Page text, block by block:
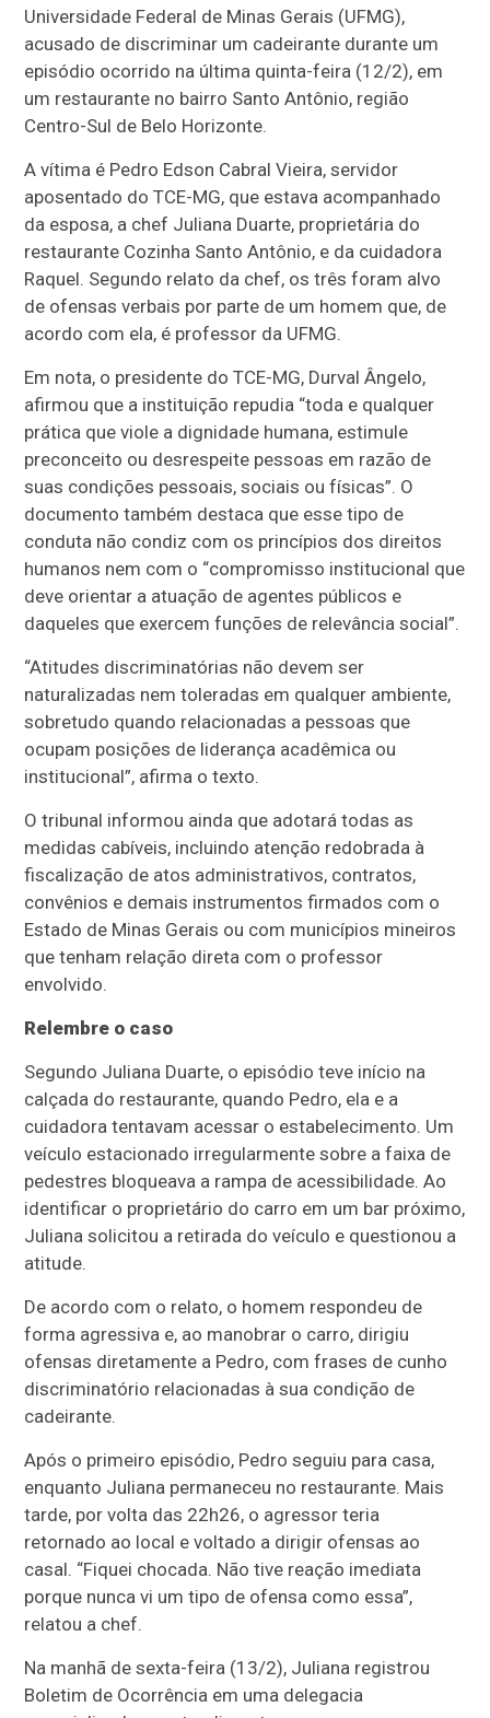
Universidade Federal de Minas Gerais (UFMG),
acusado de discriminar um cadeirante durante um
episódio ocorrido na última quinta-feira (12/2), em
um restaurante no bairro Santo Antônio, região
Centro-Sul de Belo Horizonte.
A vítima é Pedro Edson Cabral Vieira, servidor
aposentado do TCE-MG, que estava acompanhado
da esposa, a chef Juliana Duarte, proprietária do
restaurante Cozinha Santo Antônio, e da cuidadora
Raquel. Segundo relato da chef, os três foram alvo
de ofensas verbais por parte de um homem que, de
acordo com ela, é professor da UFMG.
Em nota, o presidente do TCE-MG, Durval Ângelo,
afirmou que a instituição repudia “toda e qualquer
prática que viole a dignidade humana, estimule
preconceito ou desrespeite pessoas em razão de
suas condições pessoais, sociais ou físicas”. O
documento também destaca que esse tipo de
conduta não condiz com os princípios dos direitos
humanos nem com o “compromisso institucional que
deve orientar a atuação de agentes públicos e
daqueles que exercem funções de relevância social”.
“Atitudes discriminatórias não devem ser
naturalizadas nem toleradas em qualquer ambiente,
sobretudo quando relacionadas a pessoas que
ocupam posições de liderança acadêmica ou
institucional”, afirma o texto.
O tribunal informou ainda que adotará todas as
medidas cabíveis, incluindo atenção redobrada à
fiscalização de atos administrativos, contratos,
convênios e demais instrumentos firmados com o
Estado de Minas Gerais ou com municípios mineiros
que tenham relação direta com o professor
envolvido.
Relembre o caso
Segundo Juliana Duarte, o episódio teve início na
calçada do restaurante, quando Pedro, ela e a
cuidadora tentavam acessar o estabelecimento. Um
veículo estacionado irregularmente sobre a faixa de
pedestres bloqueava a rampa de acessibilidade. Ao
identificar o proprietário do carro em um bar próximo,
Juliana solicitou a retirada do veículo e questionou a
atitude.
De acordo com o relato, o homem respondeu de
forma agressiva e, ao manobrar o carro, dirigiu
ofensas diretamente a Pedro, com frases de cunho
discriminatório relacionadas à sua condição de
cadeirante.
Após o primeiro episódio, Pedro seguiu para casa,
enquanto Juliana permaneceu no restaurante. Mais
tarde, por volta das 22h26, o agressor teria
retornado ao local e voltado a dirigir ofensas ao
casal. “Fiquei chocada. Não tive reação imediata
porque nunca vi um tipo de ofensa como essa”,
relatou a chef.
Na manhã de sexta-feira (13/2), Juliana registrou
Boletim de Ocorrência em uma delegacia